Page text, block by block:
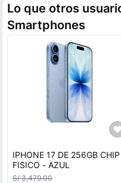
Lo que otros
Smartphones
IPHONE 17 DE 256GB CHIP
FISICO - AZUL
S/ 3,479.00